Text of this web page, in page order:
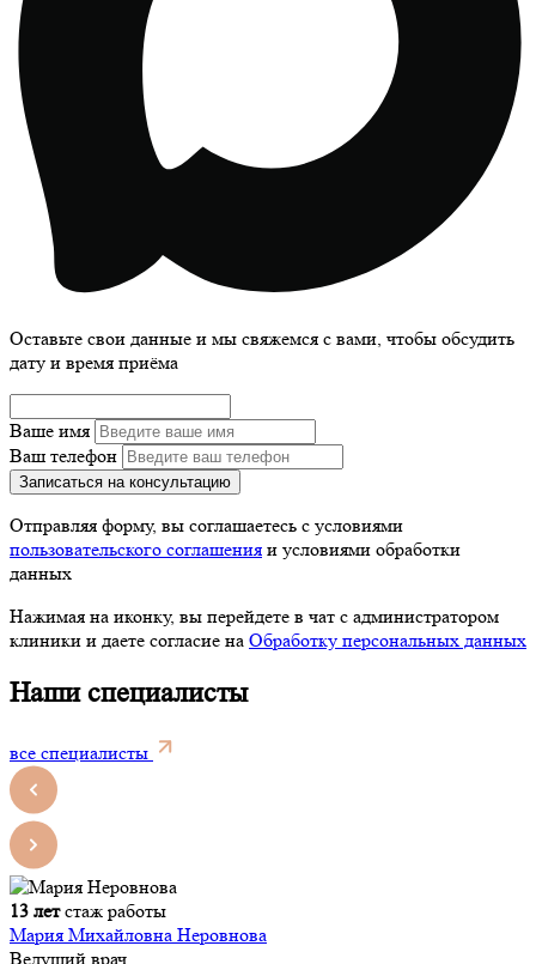
Оставьте свои данные и мы свяжемся с вами, чтобы обсудить
дату и время приёма
Ваше имя
Ваш телефон
Записаться на консультацию
Отправляя форму, вы соглашаетесь с условиями
пользовательского соглашения и условиями обработки
данных
Нажимая на иконку, вы перейдете в чат с администратором
клиники и даете согласие на Обработку персональных данных
Наши специалисты
все специалисты
13 летстаж работы
Мария Михайловна Неровнова
Ведущий врач